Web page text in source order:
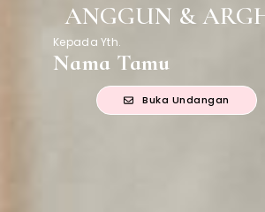
ANGGUN &
Kepada Yth.
Nama Tamu
Buka Undangan